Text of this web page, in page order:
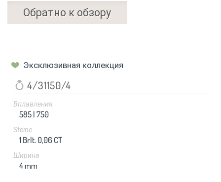
Обратно к обзору
Эксклюзивная коллекция
4/31150/4
Вплавления
585 |750
Steine
1 Brlt. 0,06 CT
Ширина
4mm